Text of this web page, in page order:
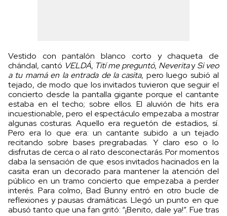
Vestido con pantalón blanco corto y chaqueta de
chándal, cantó VELDÁ, Tití me preguntó, NeveritaySi veo
a tu mamá en la entrada de la casita, pero luego subió al
tejado, de modo que los invitados tuvieron que seguir el
concierto desde la pantalla gigante porque el cantante
estaba en el techo; sobre ellos. El aluvión de hits era
incuestionable, pero el espectáculo empezaba a mostrar
algunas costuras. Aquello era reguetón de estadios, sí.
Pero era lo que era: un cantante subido a un tejado
recitando sobre bases pregrabadas. Y claro eso o lo
disfrutas de cerca o al rato desconectarás. Por momentos
daba la sensación de que esos invitados hacinados en la
casita eran un decorado para mantener la atención del
público en un tramo concierto que empezaba a perder
interés. Para colmo, Bad Bunny entró en otro bucle de
reflexiones y pausas dramáticas. Llegó un punto en que
abusó tanto que una fan gritó: “¡Benito, dale ya!”. Fue tras